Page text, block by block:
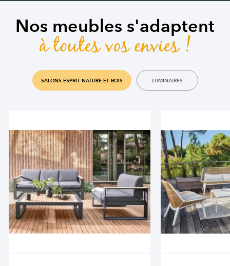
Nos meubles s'adaptent
à toutes vos envies !
SALONS ESPRIT NATURE ET BOIS LUMINAIRES